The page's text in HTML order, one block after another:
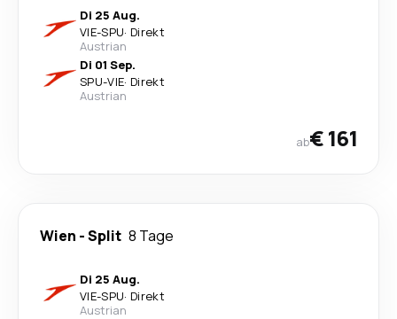
Di 25 Aug.
VIE-SPU· Direkt
Austrian
Di 01 Sep.
SPU-VIE· Direkt
Austrian
ab€ 161
Wien -Split 8 Tage
Di 25 Aug.
VIE-SPU· Direkt
Austrian